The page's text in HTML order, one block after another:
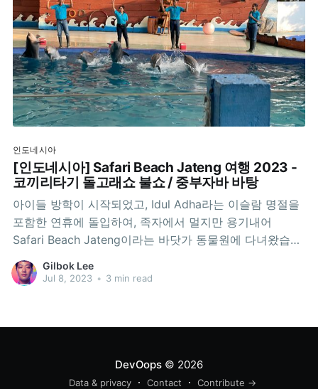
인도네시아
[인도네시아] Safari Beach Jateng 여행 2023 -
코끼리타기 돌고래쇼 불쇼 / 중부자바 바탕
아이들 방학이 시작되었고, Idul Adha라는 이슬람 명절을
포함한 연휴에 돌입하여, 족자에서 멀지만 용기내어
Safari Beach Jateng이라는 바닷가 동물원에 다녀왔습니
다. 자뜽(Jateng)은 자와(Jawa) 뜽아(Tengah)의 줄임말
로 "중부자바(자바섬 중부)"라는 뜻입니다. 돌고래와 함께
을
Gilbok Lee
Jul 8, 2023 • 3 min read
DevOops© 2026
Data & privacy Contact Contribute →